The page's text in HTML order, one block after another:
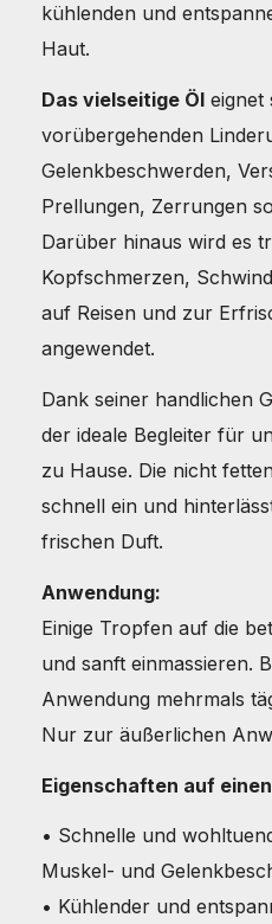
kühlenden und
Haut.
Das vielseitige Öl eignet
vorübergehenden
Gelenkbeschwerden,
Prellungen, Zerrungen
Darüber hinaus wird es
Kopfschmerzen,
auf Reisen und zur
angewendet.
Dank seiner handlichen
der ideale Begleiter für
zu Hause. Die nicht
schnell ein und
frischen Duft.
Anwendung:
Einige Tropfen auf die
und sanft einmassieren.
Anwendung mehrmals
Nur zur äußerlichen
Eigenschaften auf
• Schnelle und
Muskel- und
• Kühlender und